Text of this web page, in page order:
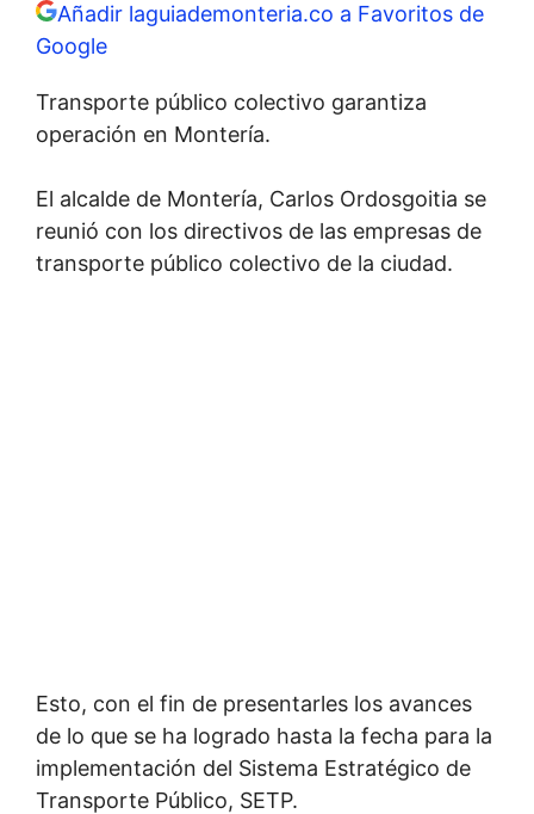
Añadir laguiademonteria.co a Favoritos de
Google
Transporte público colectivo garantiza
operación en Montería.
El alcalde de Montería, Carlos Ordosgoitia se
reunió con los directivos de las empresas de
transporte público colectivo de la ciudad.
Esto, con el fin de presentarles los avances
de lo que se ha logrado hasta la fecha para la
implementación del Sistema Estratégico de
Transporte Público, SETP.